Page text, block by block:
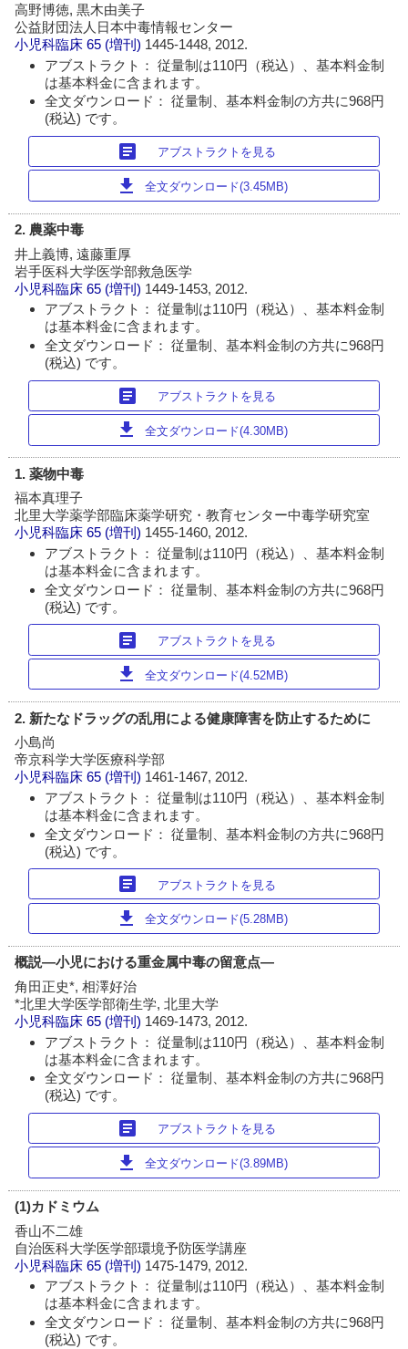
高野博徳, 黒木由美子
公益財団法人日本中毒情報センター
小児科臨床 65 (増刊) 1445-1448, 2012.
アブストラクト： 従量制は110円（税込）、基本料金制
は基本料金に含まれます。
全文ダウンロード： 従量制、基本料金制の方共に968円
(税込) です。
article アブストラクトを見る
download 全文ダウンロード(3.45MB)
2. 農薬中毒
井上義博, 遠藤重厚
岩手医科大学医学部救急医学
小児科臨床 65 (増刊) 1449-1453, 2012.
アブストラクト： 従量制は110円（税込）、基本料金制
は基本料金に含まれます。
全文ダウンロード： 従量制、基本料金制の方共に968円
(税込) です。
article アブストラクトを見る
download 全文ダウンロード(4.30MB)
1. 薬物中毒
福本真理子
北里大学薬学部臨床薬学研究・教育センター中毒学研究室
小児科臨床 65 (増刊) 1455-1460, 2012.
アブストラクト： 従量制は110円（税込）、基本料金制
は基本料金に含まれます。
全文ダウンロード： 従量制、基本料金制の方共に968円
(税込) です。
article アブストラクトを見る
download 全文ダウンロード(4.52MB)
2. 新たなドラッグの乱用による健康障害を防止するために
小島尚
帝京科学大学医療科学部
小児科臨床 65 (増刊) 1461-1467, 2012.
アブストラクト： 従量制は110円（税込）、基本料金制
は基本料金に含まれます。
全文ダウンロード： 従量制、基本料金制の方共に968円
(税込) です。
article アブストラクトを見る
download 全文ダウンロード(5.28MB)
概説―小児における重金属中毒の留意点―
角田正史*, 相澤好治
*北里大学医学部衛生学, 北里大学
小児科臨床 65 (増刊) 1469-1473, 2012.
アブストラクト： 従量制は110円（税込）、基本料金制
は基本料金に含まれます。
全文ダウンロード： 従量制、基本料金制の方共に968円
(税込) です。
article アブストラクトを見る
download 全文ダウンロード(3.89MB)
(1)カドミウム
香山不二雄
自治医科大学医学部環境予防医学講座
小児科臨床 65 (増刊) 1475-1479, 2012.
アブストラクト： 従量制は110円（税込）、基本料金制
は基本料金に含まれます。
全文ダウンロード： 従量制、基本料金制の方共に968円
(税込) です。